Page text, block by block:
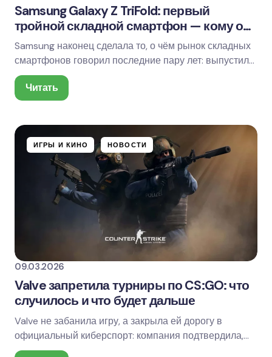
Samsung Galaxy Z TriFold: первый
тройной складной смартфон — кому он
нужен в 2026
Samsung наконец сделала то, о чём рынок складных
смартфонов говорил последние пару лет: выпустила
тройной складной (tri-fold) смартфон —…
Читать
ИГРЫ И КИНО НОВОСТИ
09.03.2026
Valve запретила турниры по CS:GO: что
случилось и что будет дальше
Valve не забанила игру, а закрыла ей дорогу в
официальный киберспорт: компания подтвердила,
что не будет выдавать лицензии турнирным…